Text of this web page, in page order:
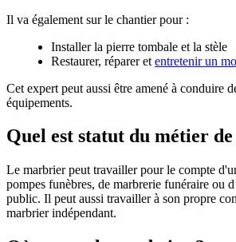
Il va également sur le chantier pour :
Installer la pierre tombale et la stèle
Restaurer, réparer et entretenir un
Cet expert peut aussi être amené à conduire
équipements.
Quel est statut du métier
Le marbrier peut travailler pour le compte
pompes funèbres, de marbrerie funéraire ou
public. Il peut aussi travailler à son propre
marbrier indépendant.